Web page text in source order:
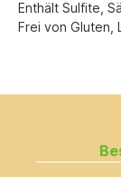
Enthält Sulfite,
Frei von Gluten,